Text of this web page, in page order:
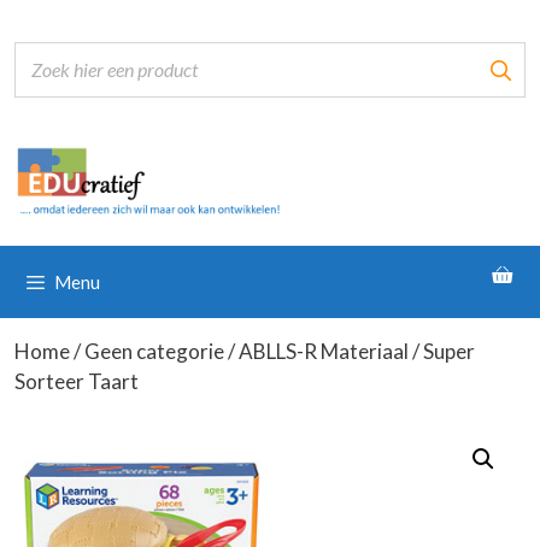
naar
inhoud
Menu
Home/Geen categorie/ABLLS-R Materiaal/ Super
Sorteer Taart